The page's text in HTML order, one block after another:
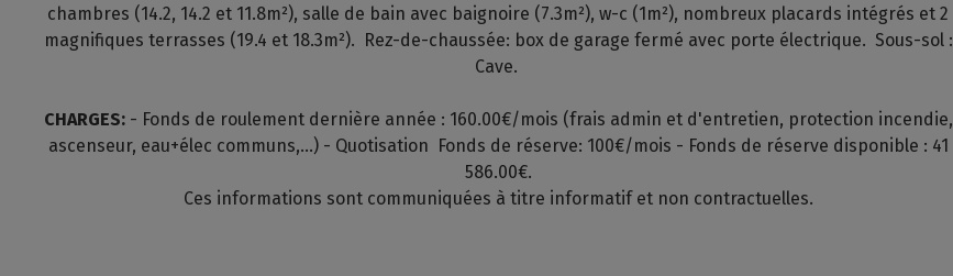
chambres (14.2, 14.2 et 11.8m²), salle de bain avec baignoire (7.3m²), w-c (1m²), nombreux placards intégrés et 2
magnifiques terrasses (19.4 et 18.3m²). Rez-de-chaussée: box de garage fermé avec porte électrique. Sous-sol :
Cave.
CHARGES: - Fonds de roulement dernière année : 160.00€/mois (frais admin et d'entretien, protection incendie,
ascenseur, eau+élec communs,...) - Quotisation Fonds de réserve: 100€/mois - Fonds de réserve disponible : 41
586.00€.
Ces informations sont communiquées à titre informatif et non contractuelles.